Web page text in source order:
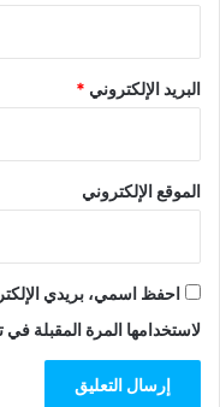
البريد الإلكتروني *
الموقع الإلكتروني
احفظ اسمي، بريدي
لاستخدامها المرة المقبلة في